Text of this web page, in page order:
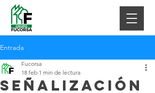
Entrada
Señalización
Fucorsa
18 feb 1 min de lectura